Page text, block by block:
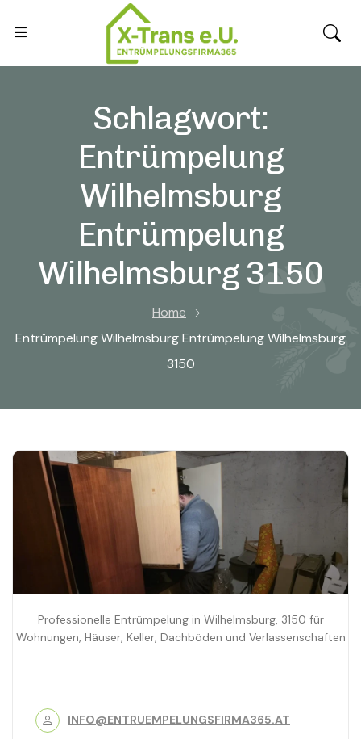
Schlagwort:
Entrümpelung
Wilhelmsburg
Entrümpelung
Wilhelmsburg 3150
Home
Entrümpelung Wilhelmsburg Entrümpelung Wilhelmsburg
3150
Professionelle Entrümpelung in Wilhelmsburg, 3150 für
Wohnungen, Häuser, Keller, Dachböden und Verlassenschaften
INFO@ENTRUEMPELUNGSFIRMA365.AT